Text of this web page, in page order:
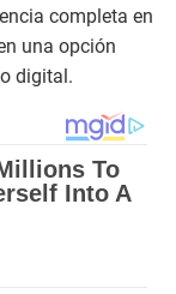
completa en
una opción
digital.